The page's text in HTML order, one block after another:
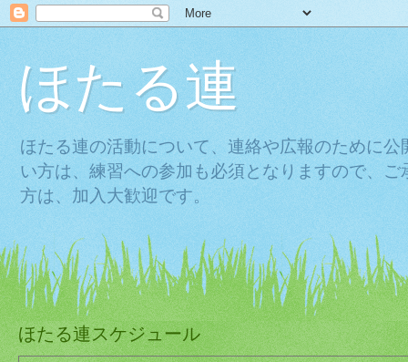
ほたる連
ほたる連の活動について、連絡や広報のために
い方は、練習への参加も必須となりますので、
方は、加入大歓迎です。
ほたる連スケジュール